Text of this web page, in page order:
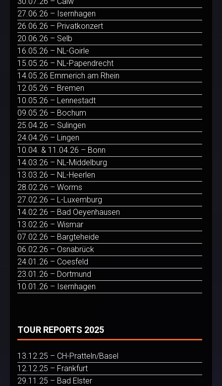
27.06.26 – Isernhagen
26.06.26 – Privatkonzert
20.06.26 – Selb
16.05.26 – NL-Goirle
15.05.26 – NL-Papendrecht
14.05.26 Emmerich am Rhein
12.05.26 – Bremen
10.05.26 – Lennestadt
09.05.26 – Bochum
25.04.26 – Sulingen
24.04.26 – Lingen
10.04. & 11.04.26 – Bonn
14.03.26 – NL-Middelburg
13.03.26 – NL-Heerlen
28.02.26 – Worms
27.02.26 – L-Luxemburg
14.02.26 – Bad Oeyenhausen
13.02.26 – Wismar
07.02.26 – Bargteheide
06.02.26 – Osnabrück
24.01.26 – Coesfeld
23.01.26 – Dortmund
10.01.26 – Isernhagen
TOUR REPORTS 2025
13.12.25 – CH-Pratteln/Basel
12.12.25 – Frankfurt
29.11.25 – Bad Elster